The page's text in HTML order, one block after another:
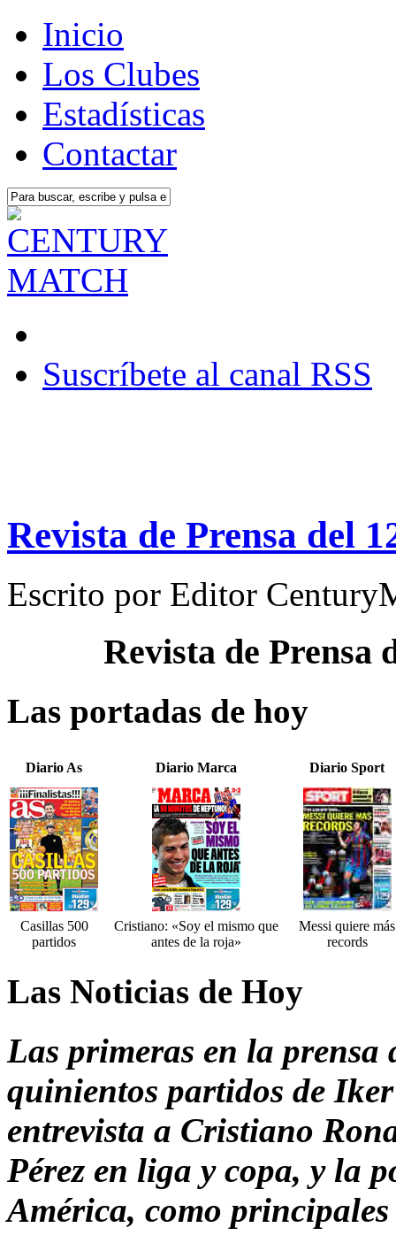
Inicio
Los Clubes
Estadísticas
Contactar
Suscríbete al canal RSS
Revista de Prensa del
Escrito por Editor
Revista de Prensa
Las portadas de hoy
Diario As Diario Marca Diario Sport
Casillas 500
partidos
Cristiano: «Soy el mismo que
antes de la roja»
Messi quiere más
records
Las Noticias de Hoy
Las primeras en la
quinientos partidos de
entrevista a Cristiano
Pérez en liga y copa, y la
América, como